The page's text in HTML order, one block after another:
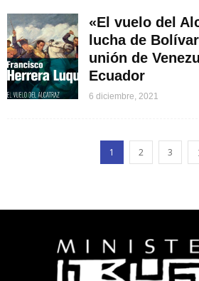
«El vuelo del
lucha de
unión de
Ecuador
6 diciembre, 2021
1 2 3